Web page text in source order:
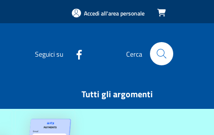
Accedi all'area personale 
Seguici su Cerca
Tutti gli argomenti